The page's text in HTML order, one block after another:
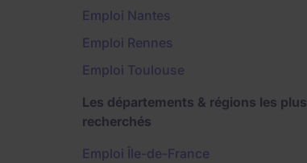
Emploi Nantes
Emploi Rennes
Emploi Toulouse
Les départements & régions les plus
recherchés
Emploi Île-de-France